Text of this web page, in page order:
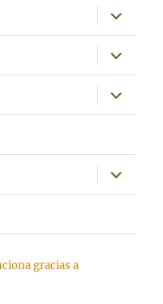
expande
el
menú
inferior
expande
el
menú
inferior
expande
el
menú
expande
el
menú
gracias a